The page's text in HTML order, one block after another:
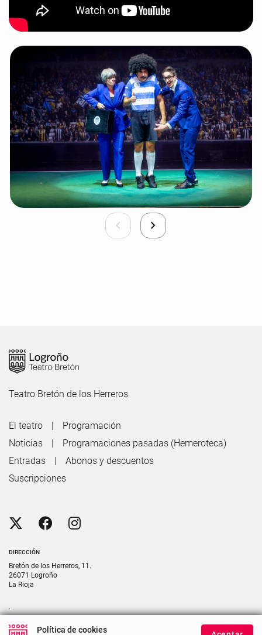
Teatro Bretón de los Herreros
DIRECCIÓN
Bretón de los Herreros, 11.
26071 Logroño
La Rioja
.
CONTACTO
El teatro
Programación
Noticias
Programaciones pasadas (Hemeroteca)
Entradas
Abonos y descuentos
Suscripciones
Política de cookies